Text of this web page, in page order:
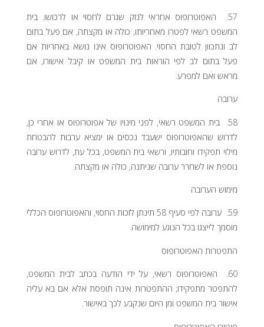
57. האפוטרופוס אחראי לנזק שגרם לחסוי או לרכושו. בית
המשפט רשאי לפטרו מאחריותו, כולה או מקצתה, אם פעל בתום
לב ונתכוון לטובת החסוי. האפוטרופוס אינו נושא באחריות אם
פעל בתום לב לפי הוראות בית המשפט או קיבל אישורו, אם
מראש ואם למפרע.
ערובה
58. בית המשפט רשאי, לפני מינויו של אפוטרופוס או אחרי כן,
לדרוש שהאפוטרופוס ישעבד נכסים או ימציא ערבות להבטחת
מילוי תפקידו וחובותיו, ורשאי בית המשפט, בכל עת, לדרוש ערובה
נוספת או לשחרר ערובה שניתנה, כולה או מקצתה.
מימוש הערובה
59. ערובה לפי סעיף 58 תינתן לזכות החסוי, והאפוטרופוס הכללי
מוסמך לייצגו בכל הנוגע למימושה.
התפטרות האפוטרופוס
60. האפוטרופוס רשאי, על ידי הודעה בכתב לבית המשפט,
להתפטר מתפקידו; ההתפטרות אינה תופסת אלא אם בא עליה
אישור בית המשפט ומן היום שנקבע לכך באישור.